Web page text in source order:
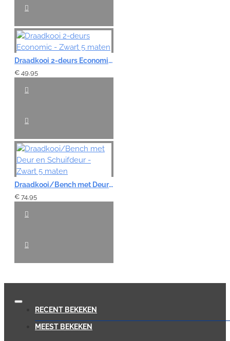
Draadkooi 2-deurs Economic - Zwart 5 maten
€ 49,95
Draadkooi/Bench met Deur en Schuifdeur - Zwart 5 maten
€ 74,95
RECENT BEKEKEN
MEEST BEKEKEN